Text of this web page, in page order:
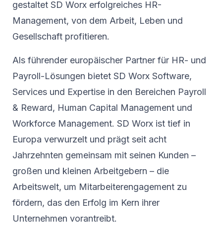
gestaltet SD Worx erfolgreiches HR-
Management, von dem Arbeit, Leben und
Gesellschaft profitieren.
Als führender europäischer Partner für HR- und
Payroll-Lösungen bietet SD Worx Software,
Services und Expertise in den Bereichen Payroll
& Reward, Human Capital Management und
Workforce Management. SD Worx ist tief in
Europa verwurzelt und prägt seit acht
Jahrzehnten gemeinsam mit seinen Kunden –
großen und kleinen Arbeitgebern – die
Arbeitswelt, um Mitarbeiterengagement zu
fördern, das den Erfolg im Kern ihrer
Unternehmen vorantreibt.